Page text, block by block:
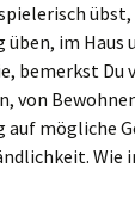
im Haus
bemerkst Du
von
mögliche
Wie